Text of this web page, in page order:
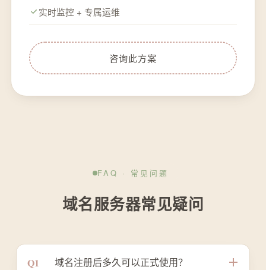
实时监控 + 专属运维
咨询此方案
FAQ · 常见问题
域名服务器常见疑问
Q1 域名注册后多久可以正式使用？